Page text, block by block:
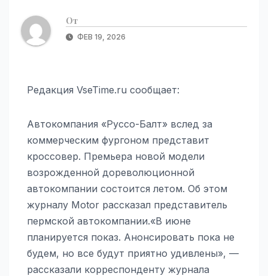
От
ФЕВ 19, 2026
Редакция VseTime.ru сообщает:
Автокомпания «Руссо-Балт» вслед за
коммерческим фургоном представит
кроссовер. Премьера новой модели
возрожденной дореволюционной
автокомпании состоится летом. Об этом
журналу Motor рассказал представитель
пермской автокомпании.«В июне
планируется показ. Анонсировать пока не
будем, но все будут приятно удивлены», —
рассказали корреспонденту журнала